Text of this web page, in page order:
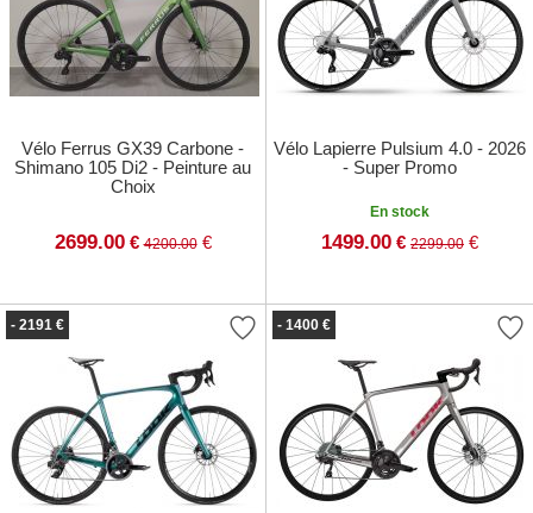
Vélo Ferrus GX39 Carbone -
Shimano 105 Di2 - Peinture au
Choix
2699.00 € 4200.00€
Vélo Lapierre Pulsium 4.0 - 2026
- Super Promo
En stock
1499.00 € 2299.00 €
- 2191 € - 1400 €